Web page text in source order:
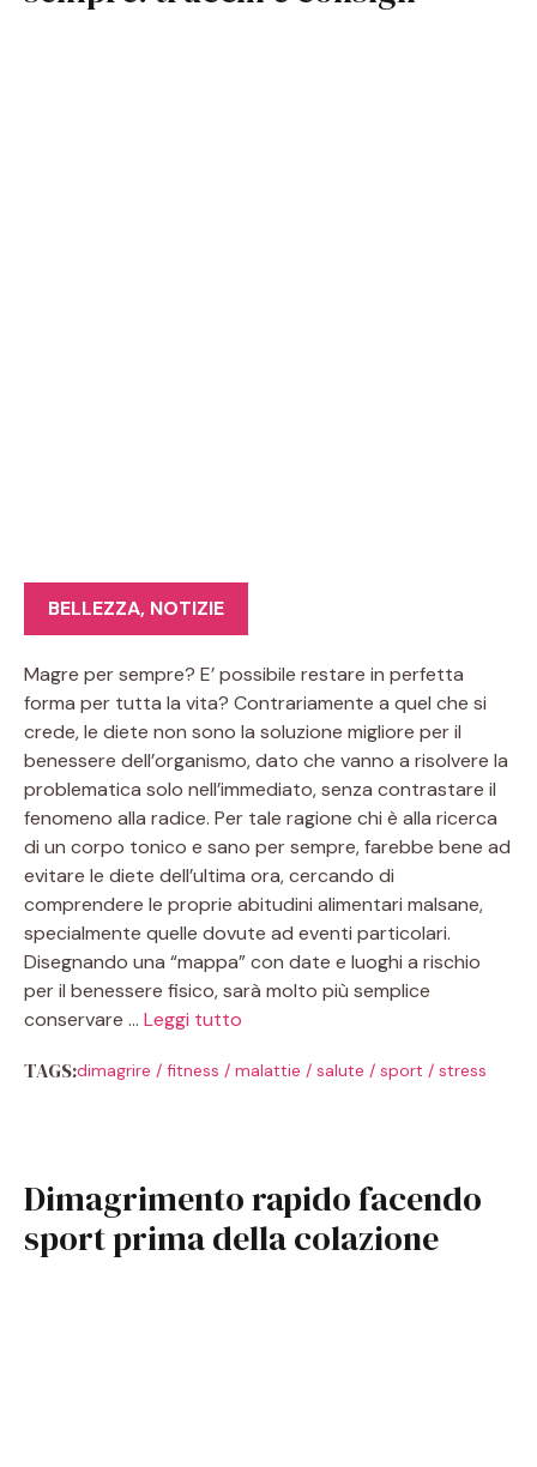
BELLEZZA, NOTIZIE
Magre per sempre? E’ possibile restare in perfetta
forma per tutta la vita? Contrariamente a quel che si
crede, le diete non sono la soluzione migliore per il
benessere dell’organismo, dato che vanno a risolvere la
problematica solo nell’immediato, senza contrastare il
fenomeno alla radice. Per tale ragione chi è alla ricerca
di un corpo tonico e sano per sempre, farebbe bene ad
evitare le diete dell’ultima ora, cercando di
comprendere le proprie abitudini alimentari malsane,
specialmente quelle dovute ad eventi particolari.
Disegnando una “mappa” con date e luoghi a rischio
per il benessere fisico, sarà molto più semplice
conservare … Leggi tutto
TAGS:dimagrire / fitness / malattie / salute / sport / stress
Dimagrimento rapido facendo
sport prima della colazione